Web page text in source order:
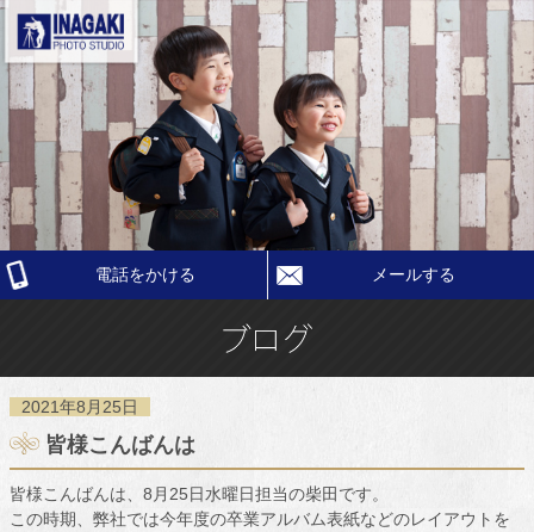
電話をかける メールする
2021年8月25日
皆様こんばんは
皆様こんばんは、8月25日水曜日担当の柴田です。
この時期、弊社では今年度の卒業アルバム表紙などのレイアウトを